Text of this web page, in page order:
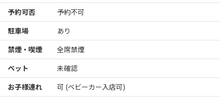
予約可否
予約不可
駐車場
あり
禁煙・喫煙
全席禁煙
ペット
未確認
お子様連れ
可 (ベビーカー入店可)